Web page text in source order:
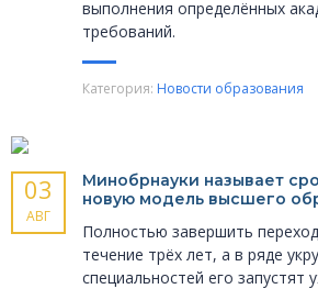
выполнения определённых
требований.
Категория: Новости образования
03
АВГ
Минобрнауки называет
новую модель высшего
Полностью завершить
течение трёх лет, а в ряде
специальностей его запустят